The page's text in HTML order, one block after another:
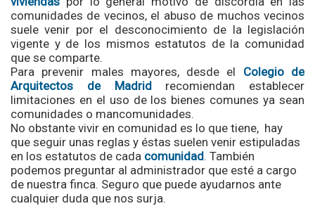
comunidades de vecinos, el abuso de muchos vecinos
suele venir por el desconocimiento de la legislación
vigente y de los mismos estatutos de la comunidad
que se comparte.
Para prevenir males mayores, desde el Colegio de
Arquitectos de Madridrecomiendan establecer
limitaciones en el uso de los bienes comunes ya sean
comunidades o mancomunidades.
No obstante vivir en comunidad es lo que tiene, hay
que seguir unas reglas y éstas suelen venir estipuladas
en los estatutos de cada comunidad. También
podemos preguntar al administrador que esté a cargo
de nuestra finca. Seguro que puede ayudarnos ante
cualquier duda que nos surja.